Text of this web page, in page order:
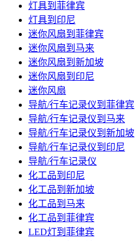
灯具到菲律宾
灯具到印尼
迷你风扇到菲律宾
迷你风扇到马来
迷你风扇到新加坡
迷你风扇到印尼
迷你风扇
导航/行车记录仪到菲律宾
导航/行车记录仪到马来
导航/行车记录仪到新加坡
导航/行车记录仪到印尼
导航/行车记录仪
化工品到印尼
化工品到新加坡
化工品到马来
化工品到菲律宾
LED灯到菲律宾